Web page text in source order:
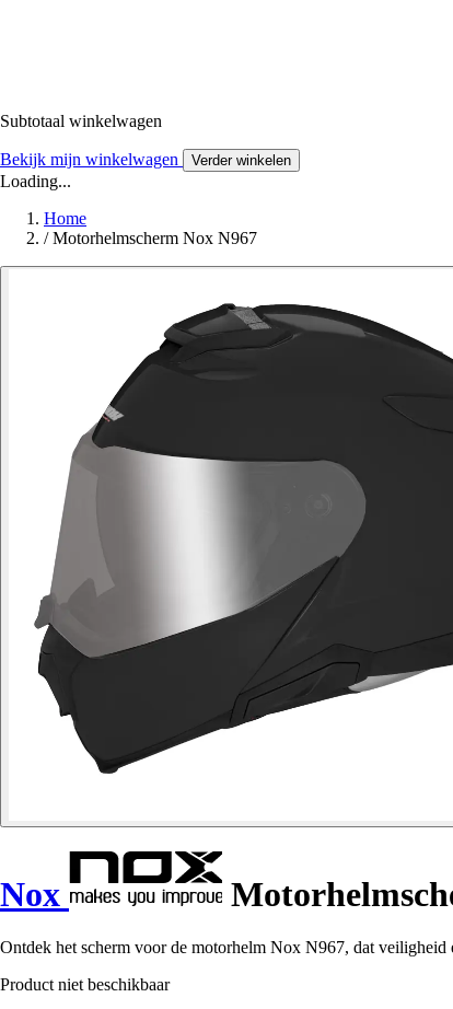
Subtotaal winkelwagen
Bekijk mijn winkelwagen Verder winkelen
Loading...
Home
/ Motorhelmscherm Nox N967
Nox
Ontdek het scherm voor de motorhelm Nox N967, dat
Product niet beschikbaar